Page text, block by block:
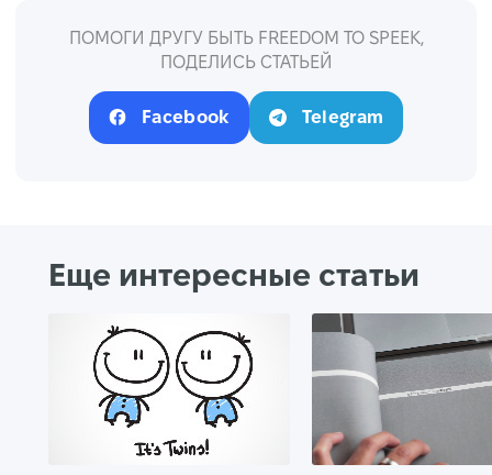
ПОМОГИ ДРУГУ БЫТЬ FREEDOM TO SPEEK,
ПОДЕЛИСЬ СТАТЬЕЙ
Facebook Telegram
Еще интересные статьи